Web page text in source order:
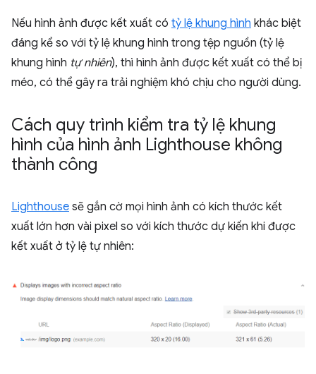
Nếu hình ảnh được kết xuất có tỷ lệ khung hình khác biệt
đáng kể so với tỷ lệ khung hình trong tệp nguồn (tỷ lệ
khung hình tự nhiên), thì hình ảnh được kết xuất có thể bị
méo, có thể gây ra trải nghiệm khó chịu cho người dùng.
Cách quy trình kiểm tra tỷ lệ khung
hình của hình ảnh Lighthouse không
thành công
Lighthouse sẽ gắn cờ mọi hình ảnh có kích thước kết
xuất lớn hơn vài pixel so với kích thước dự kiến khi được
kết xuất ở tỷ lệ tự nhiên: